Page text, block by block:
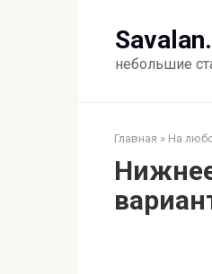
небольшие
Главная » На